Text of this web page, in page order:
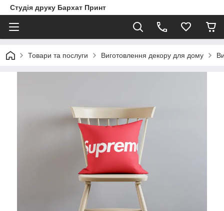
Студія друку Бархат Принт
Товари та послуги Виготовлення декору для дому